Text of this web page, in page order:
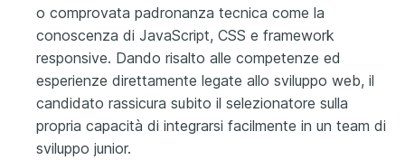
o comprovata padronanza tecnica come la
conoscenza di JavaScript, CSS e framework
responsive. Dando risalto alle competenze ed
esperienze direttamente legate allo sviluppo web, il
candidato rassicura subito il selezionatore sulla
propria capacità di integrarsi facilmente in un team di
sviluppo junior.